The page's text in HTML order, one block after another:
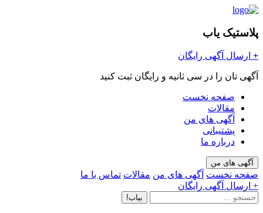
پلاستیک یاب
+ ارسال آگهی رایگان
آگهی تان را در سی ثانیه و رایگان ثبت کنید
صفحه نخست
مقالات
آگهی های من
پشتیبانی
درباره ما
آگهی های من
صفحه نخست آگهی های من مقالات تماس با ما
+ ارسال آگهی رایگان
بیاب!